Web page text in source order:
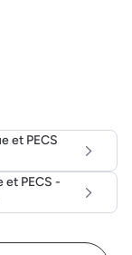
et PECS
PECS -